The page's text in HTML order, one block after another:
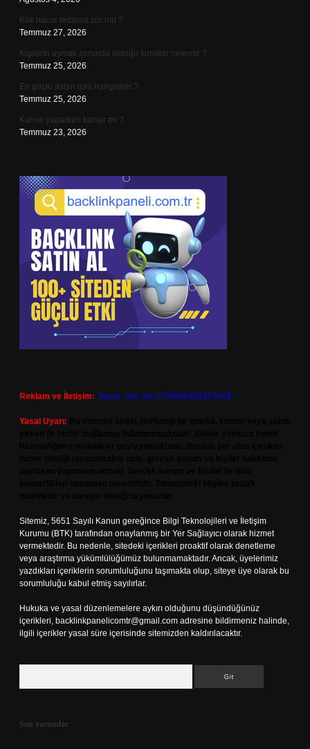
Kök hücre tedavisi zor mu ?
Temmuz 27, 2026
Kişilerin uymak zorunda olduğu kurallar nelerdir ?
Temmuz 25, 2026
En güçlü aslan türü hangisidir ?
Temmuz 25, 2026
Kahve yaparken karışır mı ?
Temmuz 23, 2026
Reklam ve İletişim: Skype: live:.cid.575569c608265c69
Yasal Uyarı:
Sitemiz, 5651 Sayılı Kanun gereğince Bilgi Teknolojileri ve İletişim
Kurumu (BTK) tarafından onaylanmış bir Yer Sağlayıcı olarak hizmet
vermektedir. Bu nedenle, sitedeki içerikleri proaktif olarak denetleme
veya araştırma yükümlülüğümüz bulunmamaktadır. Ancak, üyelerimiz
yazdıkları içeriklerin sorumluluğunu taşımakta olup, siteye üye olarak bu
sorumluluğu kabul etmiş sayılırlar.
Hukuka ve yasal düzenlemelere aykırı olduğunu düşündüğünüz
içerikleri, backlinkpanelicomtr@gmail.com adresine bildirmeniz halinde,
ilgili içerikler yasal süre içerisinde sitemizden kaldırılacaktır.
Son yorumlar